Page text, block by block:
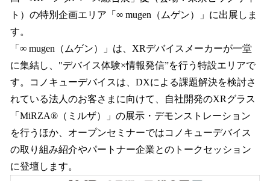
み
み
中
で
ト）の特別企画エリア「∞ mugen（ムゲン）」に出展しま
す。
「∞ mugen（ムゲン）」は、XRデバイスメーカーが一堂
に集結し、"デバイス体験×情報発信”を行う特設エリアで
す。コノキューデバイスは、DXによる課題解決を検討さ
れている法人のお客さまに向けて、自社開発のXRグラス
「MiRZA®（ミルザ）」の展示・デモンストレーション
を行うほか、オープンセミナーではコノキューデバイス
の取り組み紹介やパートナー企業とのトークセッション
に登壇します。